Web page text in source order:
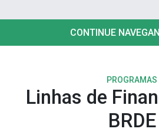
CONTINUE
PROGRAMAS
Linhas de
BRDE